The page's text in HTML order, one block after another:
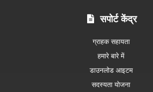
सपोर्ट केंद्र
ग्राहक सहायता
हमारे बारे में
डाउनलोड आइटम
सदस्यता योजना